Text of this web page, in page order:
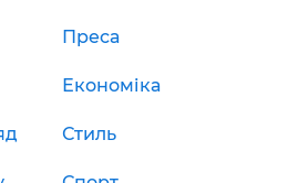
Преса
Економіка
Стиль